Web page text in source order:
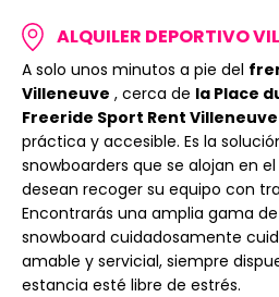
ALQUILER DEPORTIVO
A solo unos minutos a pie del
Villeneuve , cerca de la Place
Freeride Sport Rent Villeneuve
práctica y accesible. Es la
snowboarders que se alojan en
desean recoger su equipo con
Encontrarás una amplia gama
snowboard cuidadosamente
amable y servicial, siempre
estancia esté libre de estrés.